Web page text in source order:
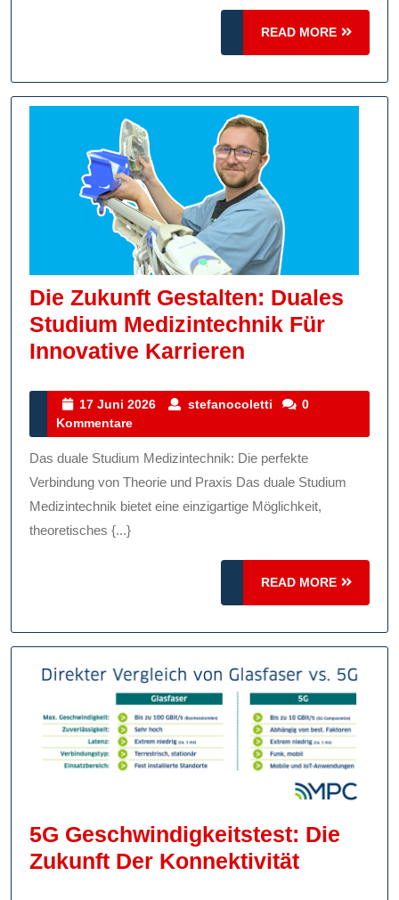
READ MORE
READ
MORE
Die Zukunft Gestalten: Duales
Studium Medizintechnik Für
Innovative Karrieren
Gestalten:
Studium
Für
Karrieren
17 Juni 2026
17
2026
stefanocoletti stefanocoletti
0
Kommentare
Das duale Studium Medizintechnik: Die perfekte
Verbindung von Theorie und Praxis Das duale Studium
Medizintechnik bietet eine einzigartige Möglichkeit,
theoretisches {...}
READ MORE
READ
MORE
5G Geschwindigkeitstest: Die
Zukunft Der Konnektivität5G